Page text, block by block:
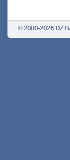
© 2000-2026 DZ